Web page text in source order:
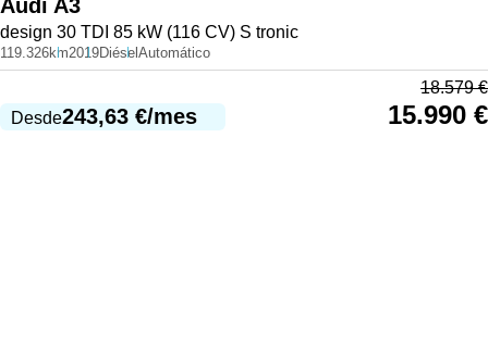
Audi A3
design 30 TDI 85 kW (116 CV) S tronic
119.326km2019Diésel Automático
Desde243,63 €/mes
18.579€
15.990 €